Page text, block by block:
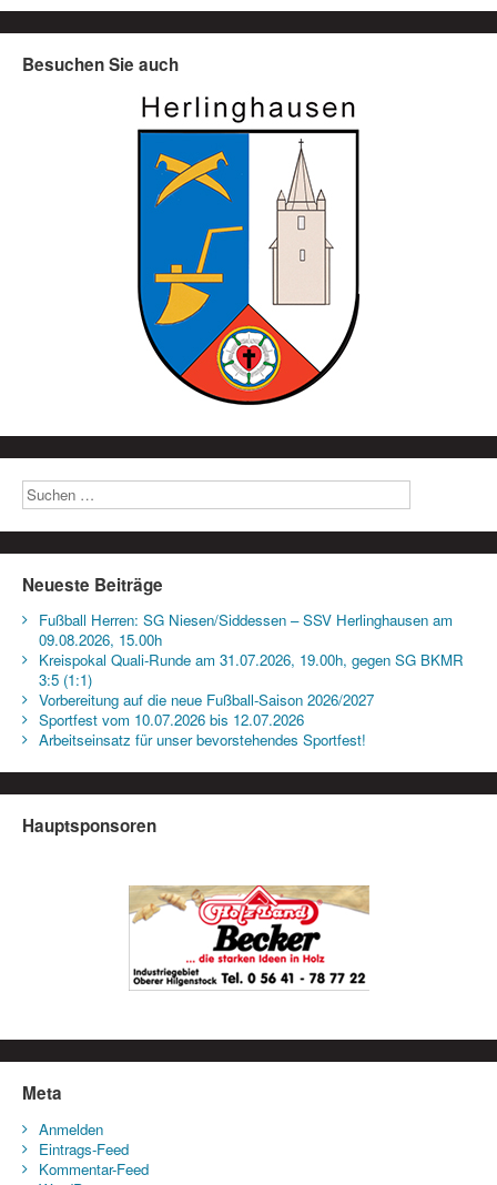
Besuchen Sie auch
Neueste Beiträge
Fußball Herren: SG Niesen/Siddessen – SSV Herlinghausen am
09.08.2026, 15.00h
Kreispokal Quali-Runde am 31.07.2026, 19.00h, gegen SG BKMR
3:5 (1:1)
Vorbereitung auf die neue Fußball-Saison 2026/2027
Sportfest vom 10.07.2026 bis 12.07.2026
Arbeitseinsatz für unser bevorstehendes Sportfest!
Hauptsponsoren
Meta
Anmelden
Eintrags-Feed
Kommentar-Feed